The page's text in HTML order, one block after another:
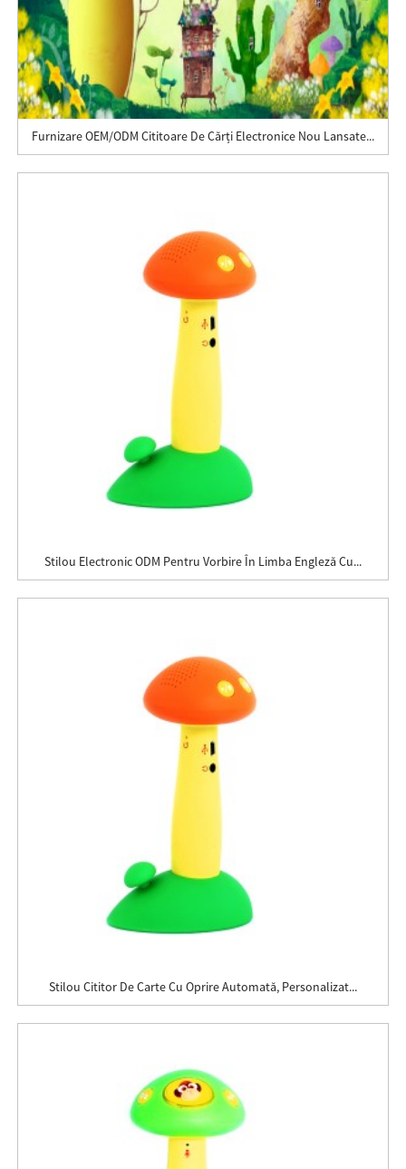
Furnizare OEM/ODM Cititoare De Cărți Electronice Nou Lansate...
Stilou Electronic ODM Pentru Vorbire În Limba Engleză Cu...
Stilou Cititor De Carte Cu Oprire Automată, Personalizat...